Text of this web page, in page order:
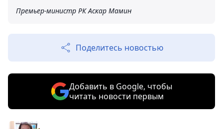
Премьер-министр РК Аскар Мамин
Поделитесь новостью
Добавить в Google, чтобы
читать новости первым